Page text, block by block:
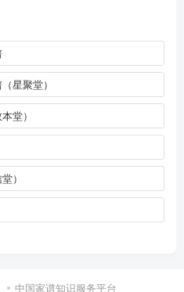
星聚堂）
堂）
）
中国家谱知识服务平台